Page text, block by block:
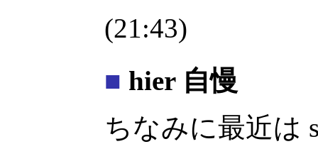
(21:43)
■ hier 自慢
ちなみに最近は